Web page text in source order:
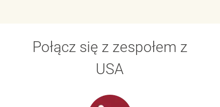
Połącz się z zespołem z
USA